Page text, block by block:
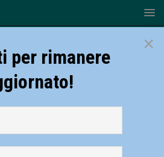
×
per rimanere